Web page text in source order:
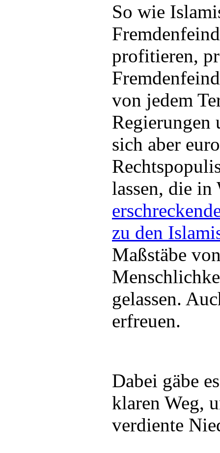
So wie
profitieren,
von jedem
Regierungen
sich aber
lassen, die
zu den
Maßstäbe
gelassen.
erfreuen.
Dabei gäbe
klaren Weg,
verdiente